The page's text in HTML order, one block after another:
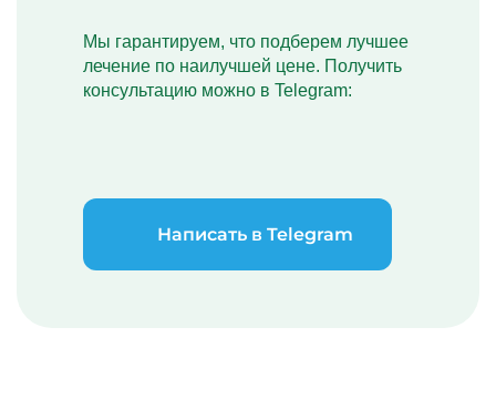
Мы гарантируем, что подберем лучшее
лечение по наилучшей цене. Получить
консультацию можно в Telegram:
Написать в Telegram